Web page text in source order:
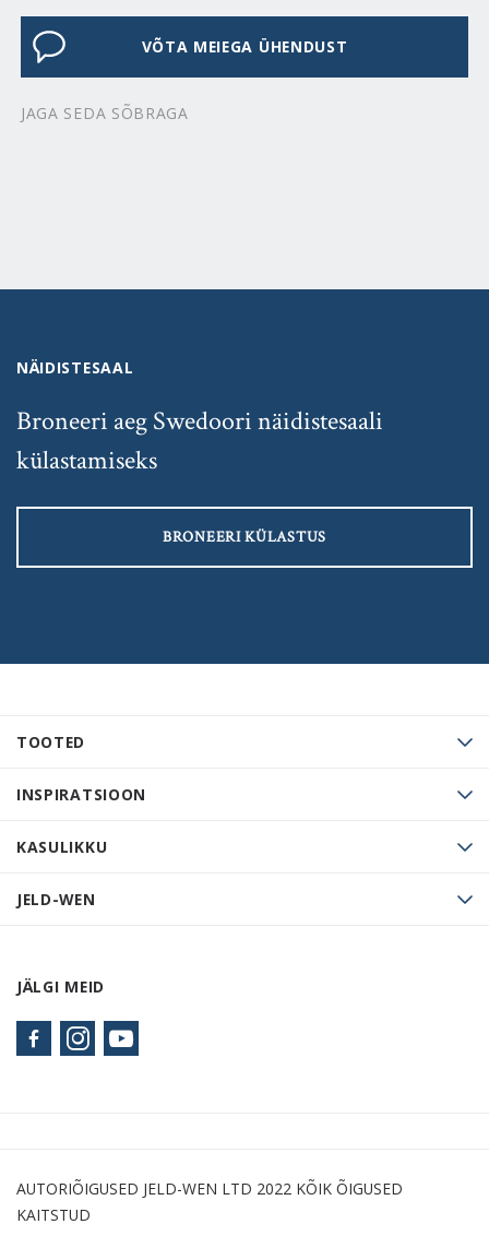
VÕTA MEIEGA ÜHENDUST
JAGA SEDA SÕBRAGA
TOOTED
INSPIRATSIOON
KASULIKKU
JELD-WEN
JÄLGI MEID
NÄIDISTESAAL
Broneeri aeg Swedoori näidistesaali
külastamiseks
BRONEERI KÜLASTUS
AUTORIÕIGUSED JELD-WEN LTD 2022 KÕIK ÕIGUSED
KAITSTUD